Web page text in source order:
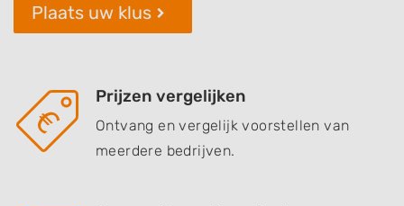
Plaats uw klus
Prijzen vergelijken
Ontvang en vergelijk voorstellen van
meerdere bedrijven.